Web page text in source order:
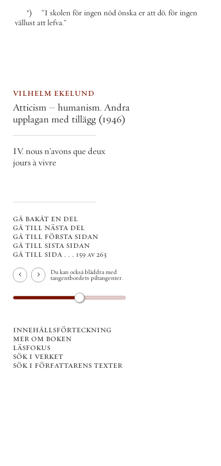
*) ”I skolen för ingen nöd önska er att dö, för ingen
vällust att lefva.”
vilhelm ekelund
Atticism – humanism. Andra
upplagan med tillägg (1946)
IV. nous n’avons que deux
jours à vivre
gå bakåt en del
gå till nästa del
gå till första sidan
gå till sista sidan
gå till sida . . . 159 av 263
Du kan också bläddra med
tangentbordets piltangenter.
innehållsförteckning
mer om boken
läsfokus
sök i verket
sök i författarens texter